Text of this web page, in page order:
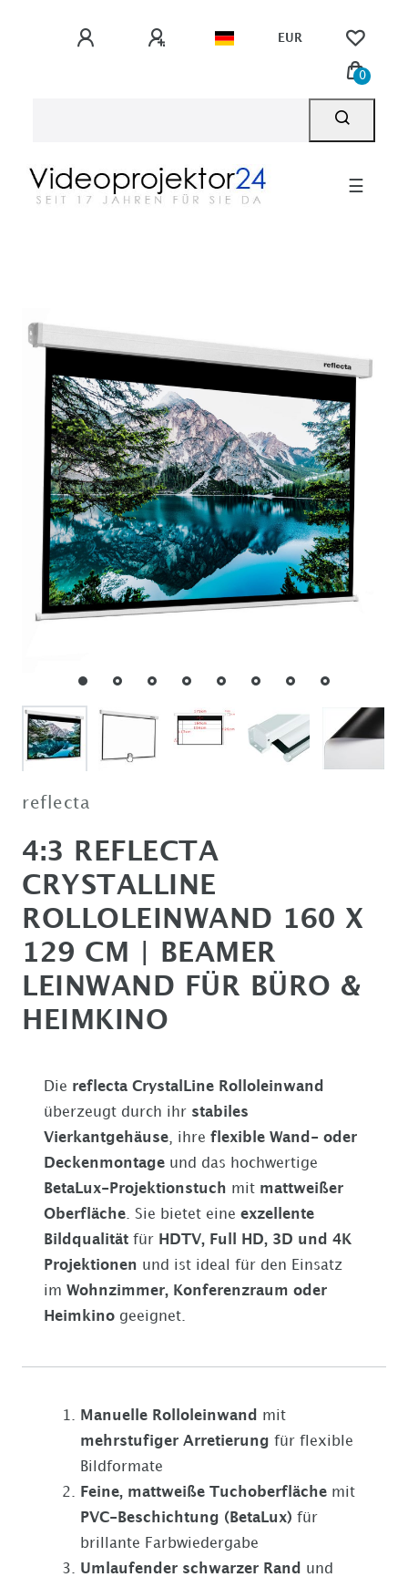
EUR
0
☰
reflecta
4:3 REFLECTA
CRYSTALLINE
ROLLOLEINWAND 160 X
129 CM | BEAMER
LEINWAND FÜR BÜRO &
HEIMKINO
Die reflecta CrystalLine Rolloleinwand
überzeugt durch ihr stabiles
Vierkantgehäuse , ihre flexible Wand- oder
Deckenmontage und das hochwertige
BetaLux-Projektionstuch mit mattweißer
Oberfläche . Sie bietet eine exzellente
Bildqualität für HDTV, Full HD, 3D und 4K
Projektionen und ist ideal für den Einsatz
im Wohnzimmer, Konferenzraum oder
Heimkino geeignet.
Manuelle Rolloleinwand
mit
mehrstufiger Arretierung für flexible
Bildformate
Feine, mattweiße Tuchoberfläche mit
PVC-Beschichtung (BetaLux) für
brillante Farbwiedergabe
Umlaufender schwarzer Rand
und